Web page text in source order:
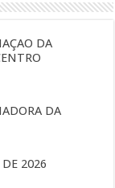
DA
DA
2026